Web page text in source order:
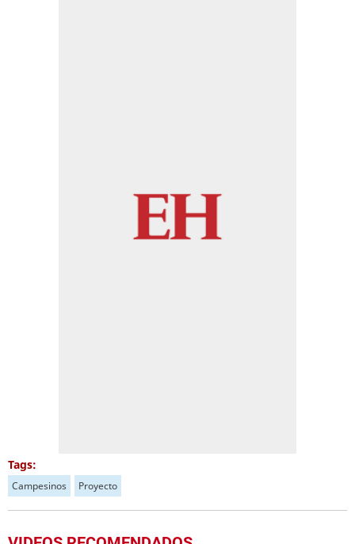
Tags:
Campesinos Proyecto